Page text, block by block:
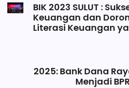
BIK 2023 SULUT :
Keuangan dan
Literasi Keuangan
2025: Bank Dana
Menjadi